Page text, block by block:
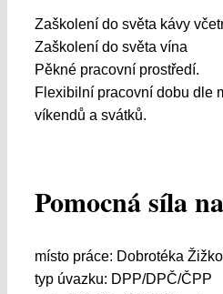
Zaškolení do světa kávy
Zaškolení do světa vína
Pěkné pracovní prostředí.
Flexibilní pracovní dobu dle
víkendů a svátků.
Pomocná síla
místo práce: Dobrotéka
typ úvazku: DPP/DPČ/ČPP